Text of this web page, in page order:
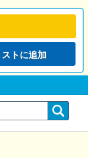
トに追加